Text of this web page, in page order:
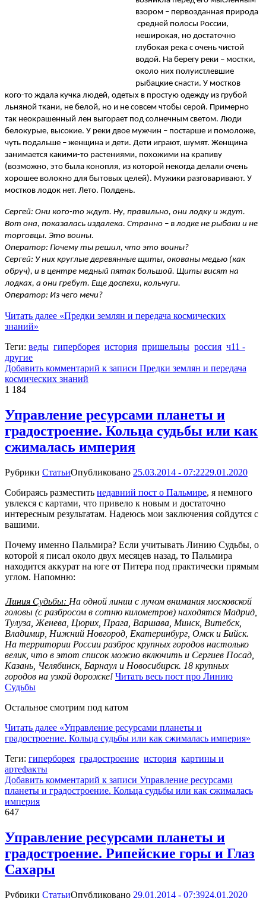
взором – первозданная природа
средней полосы России,
неширокая, но достаточно
глубокая река с очень чистой
водой. На берегу реки – мостки,
около них полуистлевшие
рыбацкие снасти. У мостков
кого-то ждала кучка людей, одетых в простую одежду из грубой
льняной ткани, не белой, но и не совсем чтобы серой. Примерно
так неокрашенный лен выгорает под солнечным светом. Люди
белокурые, высокие. У реки двое мужчин – постарше и помоложе,
чуть подальше – женщина и дети. Дети играют, шумят. Женщина
занимается какими-то растениями, похожими на крапиву
(возможно, это была конопля, из которой некогда делали очень
хорошее волокно для бытовых целей). Мужики разговаривают. У
мостков лодок нет. Лето. Полдень.
Сергей: Они кого-то ждут. Ну, правильно, они лодку и ждут.
Вот она, показалась издалека. Странно – в лодке не рыбаки и не
торговцы. Это воины.
Оператор: Почему ты решил, что это воины?
Сергей: У них круглые деревянные щиты, окованы медью (как
обруч), и в центре медный пятак большой. Щиты висят на
лодках, а они гребут. Еще доспехи, кольчуги.
Оператор: Из чего мечи?
Читать далее «Предки землян и передача космических
знаний»
Теги: веды гиперборея история пришельцы россия ч11 -
другие
Добавить комментарий к записи Предки землян и передача
космических знаний
1 184
Управление ресурсами планеты и
градостроение. Кольца судьбы или как
сжималась империя
Рубрики СтатьиОпубликовано 25.03.2014 - 07:2229.01.2020
Собираясь разместить недавний пост о Пальмире, я немного
увлекся с картами, что привело к новым и достаточно
интересным результатам. Надеюсь мои заключения сойдутся с
вашими.
Почему именно Пальмира? Если учитывать Линию Судьбы, о
которой я писал около двух месяцев назад, то Пальмира
находится аккурат на юге от Питера под практически прямым
углом. Напомню:
Линия Судьбы: На одной линии с лучом внимания московской
головы (с разбросом в сотню километров) находятся Мадрид,
Тулуза, Женева, Цюрих, Прага, Варшава, Минск, Витебск,
Владимир, Нижний Новгород, Екатеринбург, Омск и Бийск.
На территории России разброс крупных городов настолько
велик, что в этот список можно включить и Сергиев Посад,
Казань, Челябинск, Барнаул и Новосибирск. 18 крупных
городов на узкой дорожке! Читать весь пост про Линию
Судьбы
Остальное смотрим под катом
Читать далее «Управление ресурсами планеты и
градостроение. Кольца судьбы или как сжималась империя»
Теги: гиперборея градостроение история картины и
артефакты
Добавить комментарий к записи Управление ресурсами
планеты и градостроение. Кольца судьбы или как сжималась
империя
647
Управление ресурсами планеты и
градостроение. Рипейские горы и Глаз
Сахары
Рубрики СтатьиОпубликовано 29.01.2014 - 07:3924.01.2020